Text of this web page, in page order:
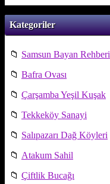
Kategoriler
📁 Samsun Bayan Rehberi
📁 Bafra Ovası
📁 Çarşamba Yeşil Kuşak
📁 Tekkeköy Sanayi
📁 Salıpazarı Dağ Köyleri
📁 Atakum Sahil
📁 Çiftlik Bucağı